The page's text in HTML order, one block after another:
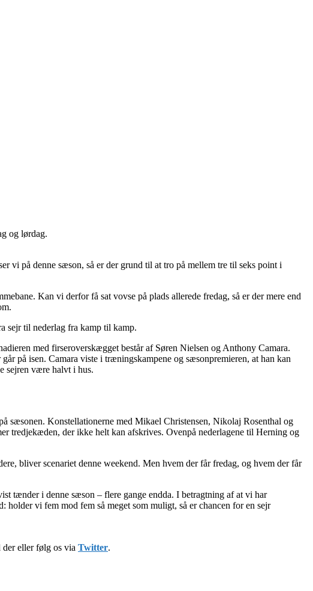
og lørdag.
vi på denne sæson, så er der grund til at tro på mellem tre til seks point i
Kan vi derfor få sat vovse på plads allerede fredag, så er der mere end
sejr til nederlag fra kamp til kamp.
med firseroverskægget består af Søren Nielsen og Anthony Camara.
på isen. Camara viste i træningskampene og sæsonpremieren, at han kan
sejren være halvt i hus.
sæsonen. Konstellationerne med Mikael Christensen, Nikolaj Rosenthal og
tredjekæden, der ikke helt kan afskrives. Ovenpå nederlagene til Herning og
bliver scenariet denne weekend. Men hvem der får fredag, og hvem der får
tænder i denne sæson – flere gange endda. I betragtning af at vi har
holder vi fem mod fem så meget som muligt, så er chancen for en sejr
eller følg os via Twitter.